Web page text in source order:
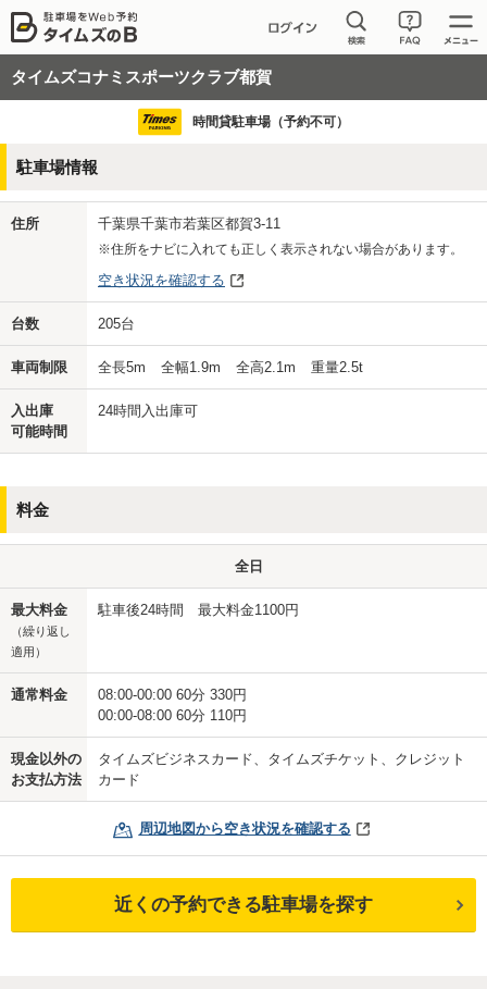
タイムズコナミスポーツクラブ都賀
時間貸駐車場（予約不可）
駐車場情報
住所 千葉県千葉市若葉区都賀3-11
※住所をナビに入れても正しく表示されない場合があります。
空き状況を確認する
台数 205台
車両制限 全長5m 全幅1.9m 全高2.1m 重量2.5t
入出庫
可能時間
24時間入出庫可
料金
全日
最大料金
（繰り返し
適用）
駐車後24時間 最大料金1100円
通常料金
08:00-00:00 60分 330円
00:00-08:00 60分 110円
現金以外の
お支払方法
タイムズビジネスカード、タイムズチケット、クレジット
カード
周辺地図から空き状況を確認する
近くの予約できる駐車場を探す